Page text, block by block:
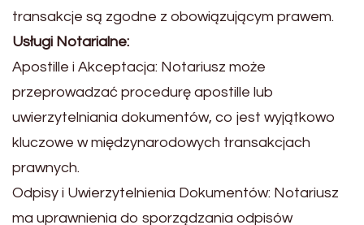
transakcje są zgodne z obowiązującym prawem.
Usługi Notarialne:
Apostille i Akceptacja: Notariusz może
przeprowadzać procedurę apostille lub
uwierzytelniania dokumentów, co jest wyjątkowo
kluczowe w międzynarodowych transakcjach
prawnych.
Odpisy i Uwierzytelnienia Dokumentów: Notariusz
ma uprawnienia do sporządzania odpisów